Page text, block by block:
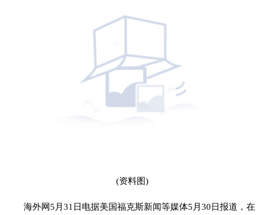
(资料图)
海外网5月31日电据美国福克斯新闻等媒体5月30日报道，在